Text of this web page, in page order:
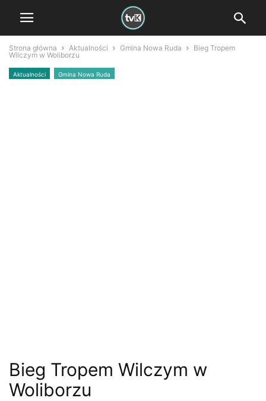
Strona główna Aktualności Gmina Nowa Ruda
Bieg Tropem
Wilczym w Woliborzu
Aktualności Gmina Nowa Ruda
Bieg Tropem Wilczym w
Woliborzu